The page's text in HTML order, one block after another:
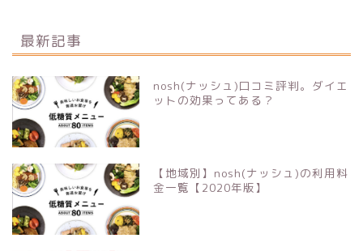
最新記事
nosh(ナッシュ)口コミ評判。ダイエ
ットの効果ってある？
【地域別】nosh(ナッシュ)の利用料
金一覧【2020年版】